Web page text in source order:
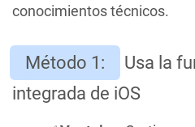
conocimientos técnicos.
Método 1:
Usa la
integrada de iOS